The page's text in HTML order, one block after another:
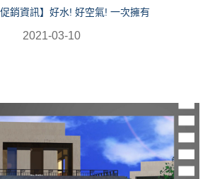
銷資訊】好水! 好空氣! 一次擁有
2021-03-10